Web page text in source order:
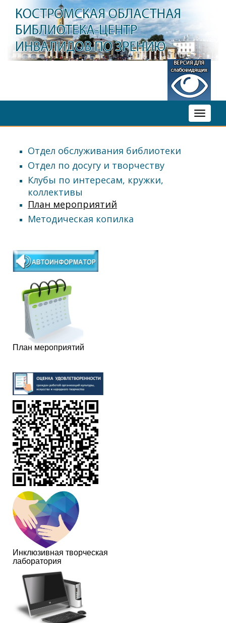
Toggle
Отдел обслуживания библиотеки
Отдел по досугу и творчеству
Клубы по интересам, кружки,
коллективы
План мероприятий
Методическая копилка
План мероприятий
Инклюзивная творческая
лаборатория